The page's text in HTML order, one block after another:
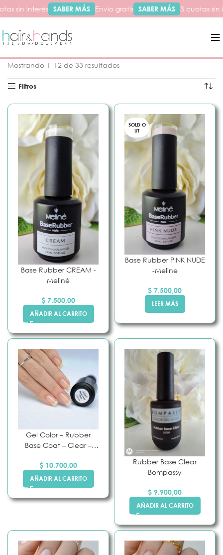
sin interés SABER MÁS Envío gratis SABER MÁS 3 cuotas sin
Mostrando 1–12 de 33 resultados
Filtros
Base Rubber CREAM -
Meliné
$ 7.500,00
AÑADIR AL CARRITO
SOLD O
UT
Base Rubber PINK NUDE
-Meline
$ 7.500,00
LEER MÁS
Gel Color – Rubber
Base Coat – Clear –
$ 10.700,00
AÑADIR AL CARRITO
Rubber Base Clear
Bompassy
$ 9.900,00
AÑADIR AL CARRITO